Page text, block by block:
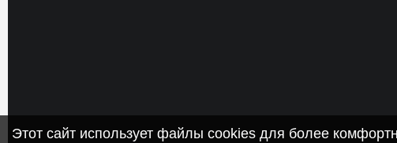
Этот сайт использует файлы cookies для более